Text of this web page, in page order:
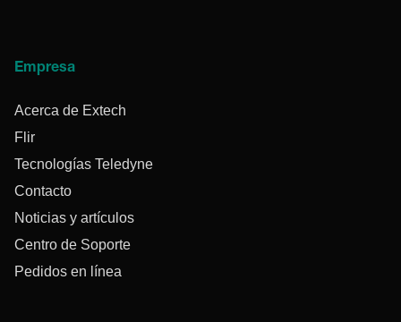
Empresa
Acerca de Extech
Flir
Tecnologías Teledyne
Contacto
Noticias y artículos
Centro de Soporte
Pedidos en línea